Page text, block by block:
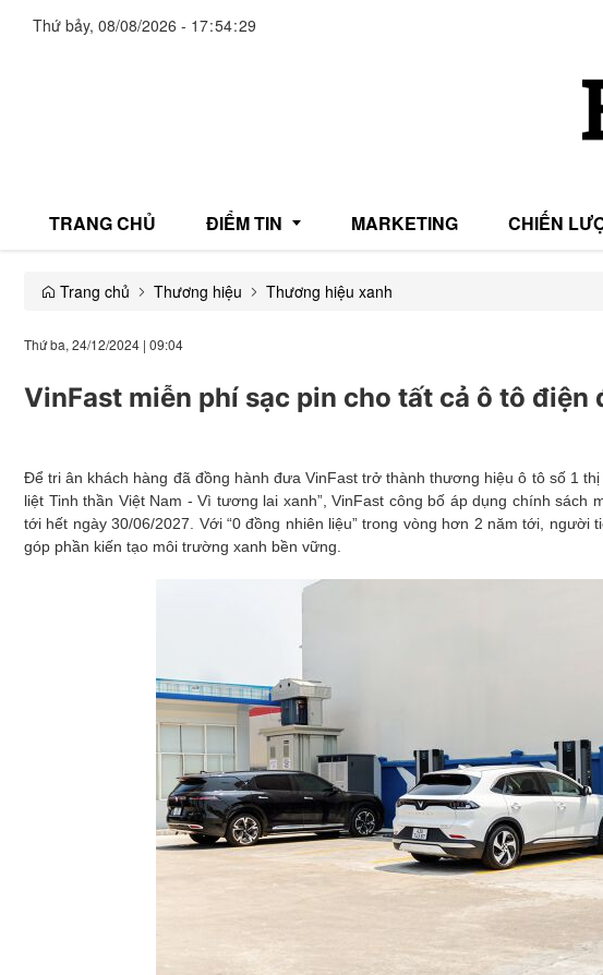
Thứ bảy, 08/08/2026 - 17:54:29
TRANG CHỦ ĐIỂM TIN
Đời sống
Xây dựng
Emagazine
MARKETING CHIẾN
Trang chủ Thương hiệu Thương hiệu xanh
Thứ ba, 24/12/2024 | 09:04
VinFast miễn phí sạc pin cho tất cả ô tô điện
Để tri ân khách hàng đã đồng hành đưa VinFast trở thành thương hiệu ô tô số 1
liệt Tinh thần Việt Nam - Vì tương lai xanh”, VinFast công bố áp dụng chính
tới hết ngày 30/06/2027. Với “0 đồng nhiên liệu” trong vòng hơn 2 năm tới, người
góp phần kiến tạo môi trường xanh bền vững.